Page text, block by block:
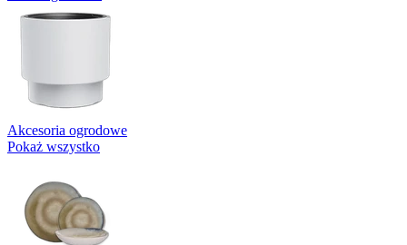
Akcesoria ogrodowe
Pokaż wszystko